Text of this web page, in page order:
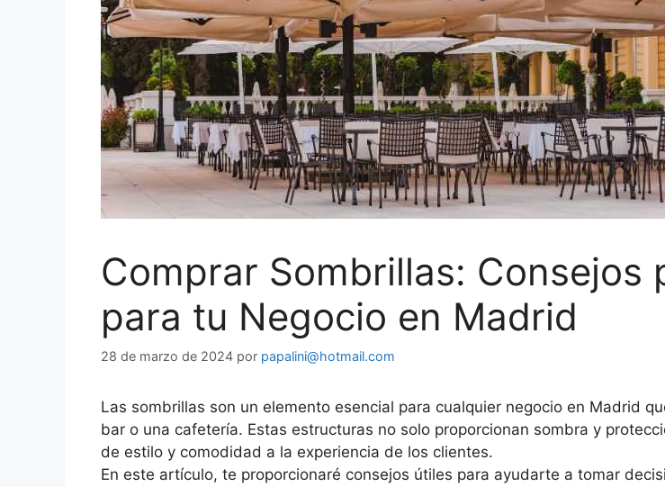
Comprar Sombrillas: Consejos
para tu Negocio en Madrid
28 de marzo de 2024 por papalini@hotmail.com
Las sombrillas son un elemento esencial para cualquier negocio en Madrid
bar o una cafetería. Estas estructuras no solo proporcionan sombra y
de estilo y comodidad a la experiencia de los clientes.
En este artículo, te proporcionaré consejos útiles para ayudarte a tomar